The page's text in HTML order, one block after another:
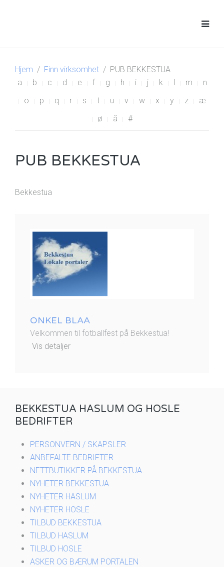
Hjem Finn virksomhet
PUB BEKKESTUA
a
b c d e f g h i j k l m
n
o
p q r s t u v w x y z
æ
ø
å #
PUB BEKKESTUA
Bekkestua
ONKEL BLAA
Velkommen til fotballfest på Bekkestua!
Vis detaljer
BEKKESTUA HASLUM OG HOSLE
BEDRIFTER
PERSONVERN / SKAPSLER
ANBEFALTE BEDRIFTER
NETTBUTIKKER PÅ BEKKESTUA
NYHETER BEKKESTUA
NYHETER HASLUM
NYHETER HOSLE
TILBUD BEKKESTUA
TILBUD HASLUM
TILBUD HOSLE
ASKER OG BÆRUM PORTALEN